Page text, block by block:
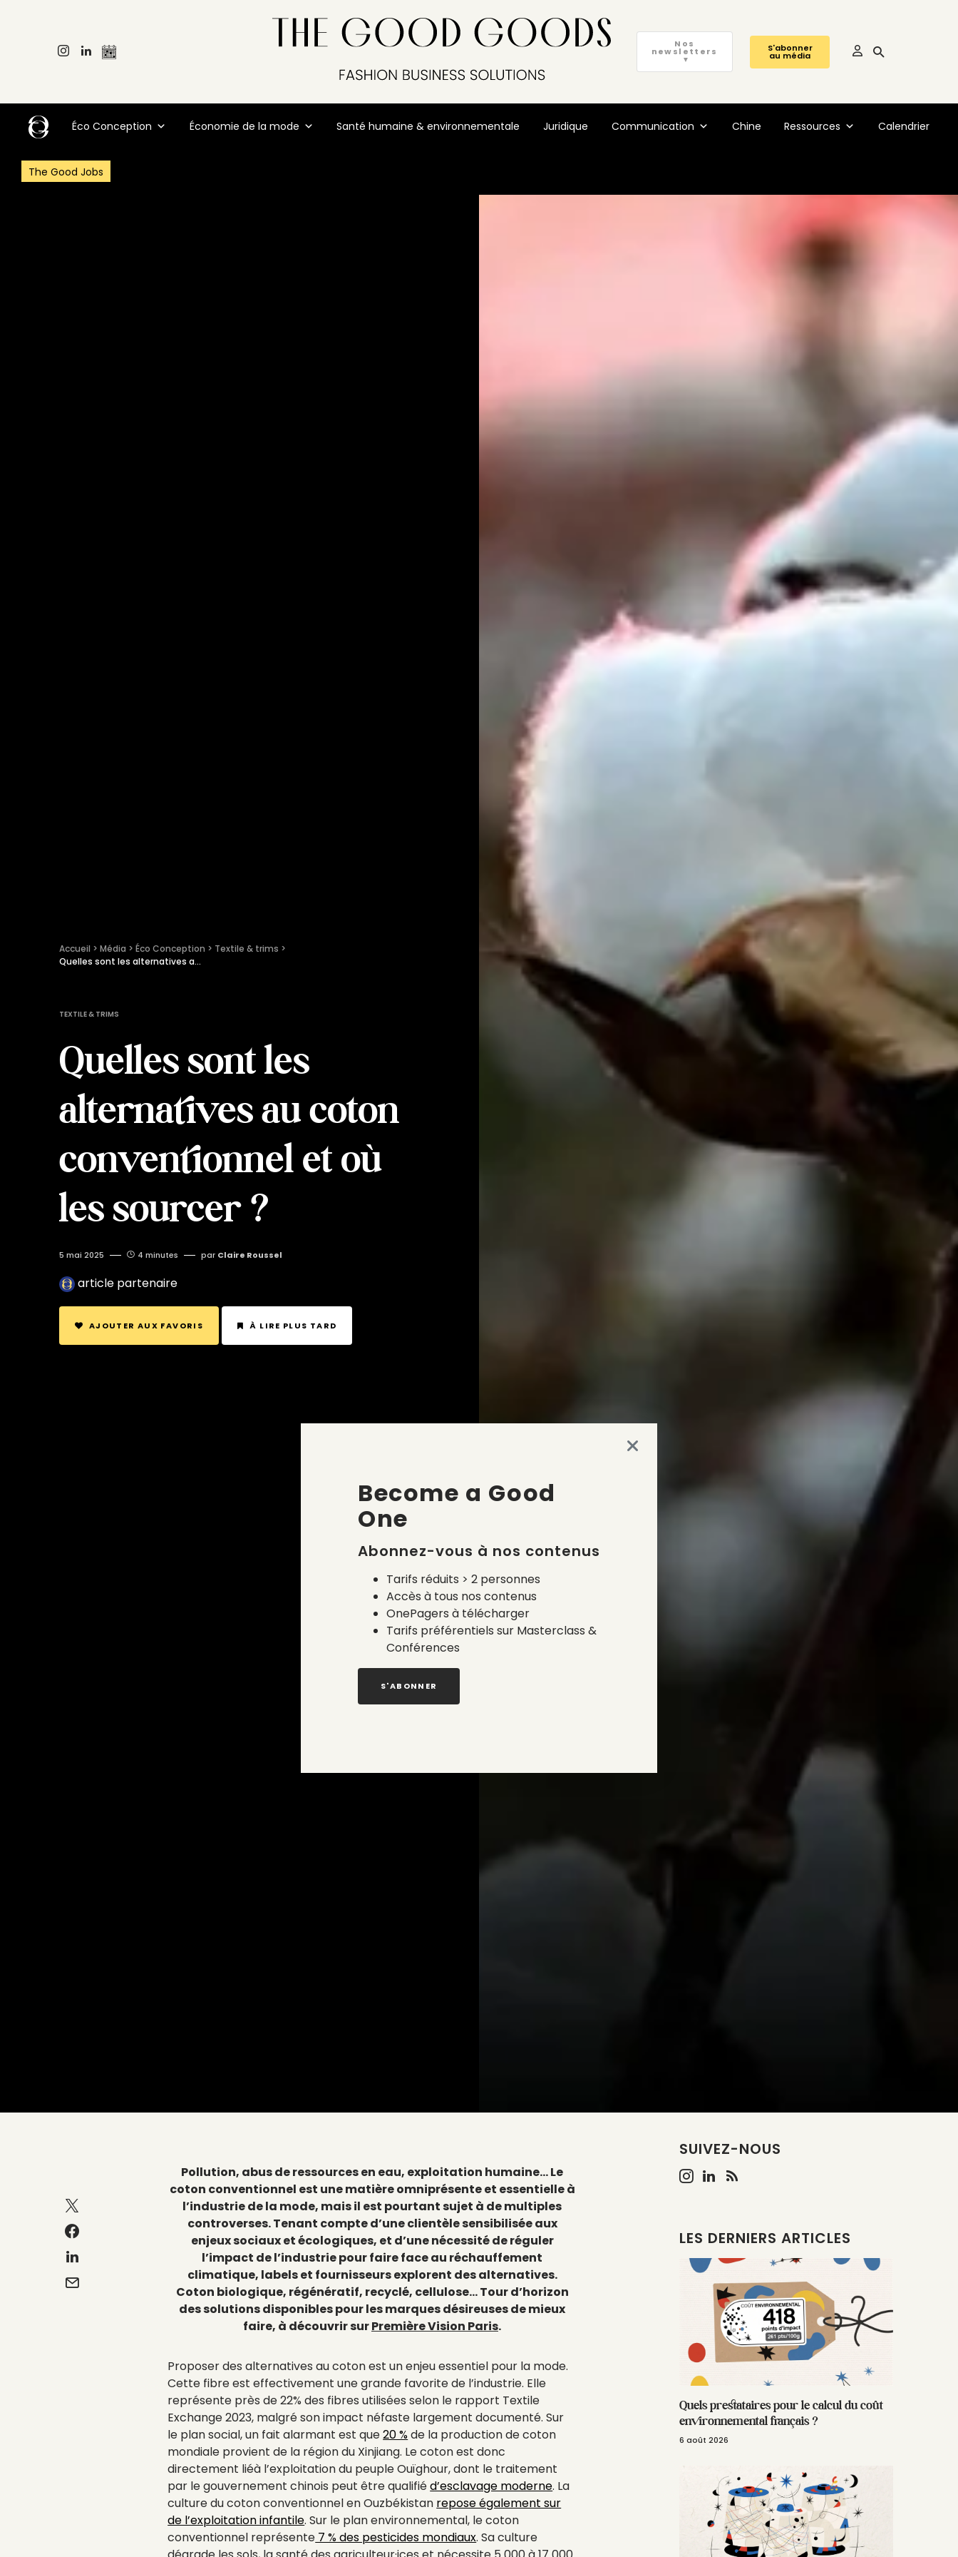
Nos
newsletters
▼
S'abonner
au média
Éco Conception Économie de la mode Santé humaine & environnementale Juridique Communication Chine Ressources Calendrier
The Good Jobs
Accueil > Média > Éco Conception > Textile & trims >
Quelles sont les alternatives au coton conventionnel et où les sourcer ?
TEXTILE & TRIMS
Quelles sont les
alternatives au coton
conventionnel et où
les sourcer ?
5 mai 2025 4 minutes par Claire Roussel
article partenaire
AJOUTER AUX FAVORIS À LIRE PLUS TARD
Pollution, abus de ressources en eau, exploitation humaine… Le
coton conventionnel est une matière omniprésente et essentielle à
l’industrie de la mode, mais il est pourtant sujet à de multiples
controverses. Tenant compte d’une clientèle sensibilisée aux
enjeux sociaux et écologiques, et d’une nécessité de réguler
l’impact de l’industrie pour faire face au réchauffement
climatique, labels et fournisseurs explorent des alternatives.
Coton biologique, régénératif, recyclé, cellulose… Tour d’horizon
des solutions disponibles pour les marques désireuses de mieux
faire, à découvrirsurPremière Vision Paris.
Proposer des alternatives au coton est un enjeu essentiel pour la mode.
Cette fibre est effectivement une grande favorite de l’industrie. Elle
représente près de 22% des fibres utilisées selon le rapport Textile
Exchange 2023, malgré son impact néfaste largement documenté. Sur
le plan social, un fait alarmant est que20 %de la production de coton
mondiale provient de la région du Xinjiang. Le coton est donc
directement liéà l’exploitation du peuple Ouïghour, dont le traitement
par le gouvernement chinois peut être qualifiéd’esclavage moderne. La
culture du coton conventionnel en Ouzbékistan repose également sur
de l’exploitation infantile. Sur le plan environnemental, le coton
conventionnel représente 7 % des pesticides mondiaux. Sa culture
SUIVEZ-NOUS
LES DERNIERS ARTICLES
Quels prestataires pour le calcul du coût
environnemental français ?
6 août 2026
Become a Good
One
Abonnez-vous à nos contenus
Tarifs réduits > 2 personnes
Accès à tous nos contenus
OnePagers à télécharger
Tarifs préférentiels sur Masterclass &
Conférences
S'ABONNER